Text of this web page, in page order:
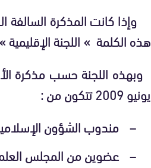
وإذا كانت المذكرة
هذه الكلمة » اللجنة
يونيو 2009 تتكون من :
– مندوب الشؤون
– عضوين من المجلس